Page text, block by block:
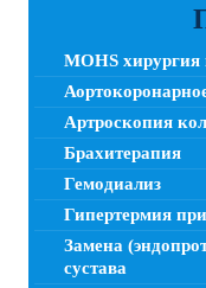
MOHS хирургия
Артроскопия
Брахитерапия
Гемодиализ
Гипертермия
Замена
сустава